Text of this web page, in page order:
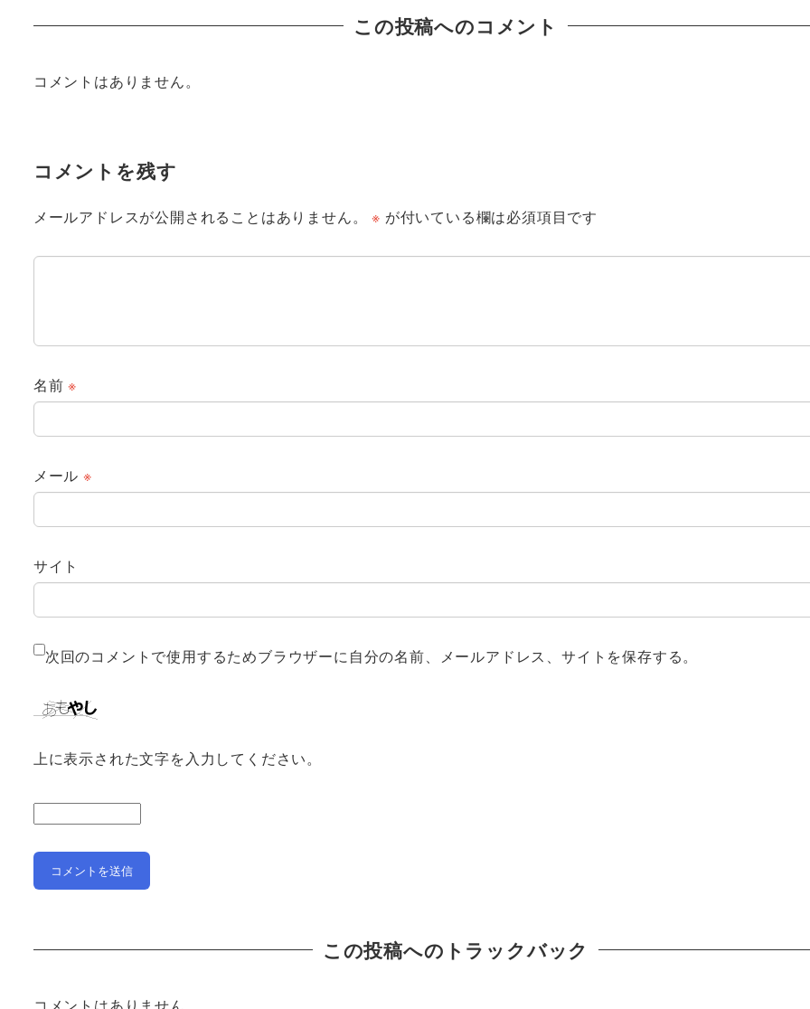
この投稿へのコメント
コメントはありません。
コメントを残す
メールアドレスが公開されることはありません。 ※ が付いている欄は必須項目です
名前※
メール ※
サイト
次回のコメントで使用するためブラウザーに自分の名前、メールアドレス、サイトを保存する。
上に表示された文字を入力してください。
この投稿へのトラックバック